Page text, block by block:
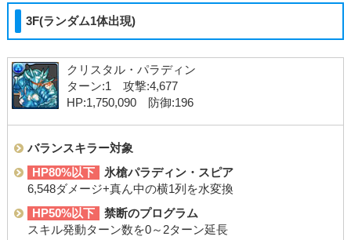
3F(ランダム1体出現)
クリスタル・パラディン
ターン:1 攻撃:4,677
HP:1,750,090 防御:196
バランスキラー対象
HP80%以下
氷槍パラディン・スピア
6,548ダメージ+真ん中の横1列を水変換
HP50%以下
禁断のプログラム
スキル発動ターン数を0～2ターン延長